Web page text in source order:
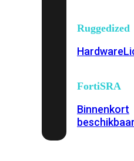
Ruggedized
Hardware
FortiSRA
Binnenkort